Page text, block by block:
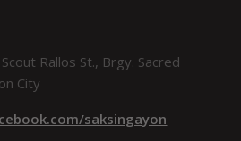
Rallos St., Brgy. Sacred
City
saksingayon